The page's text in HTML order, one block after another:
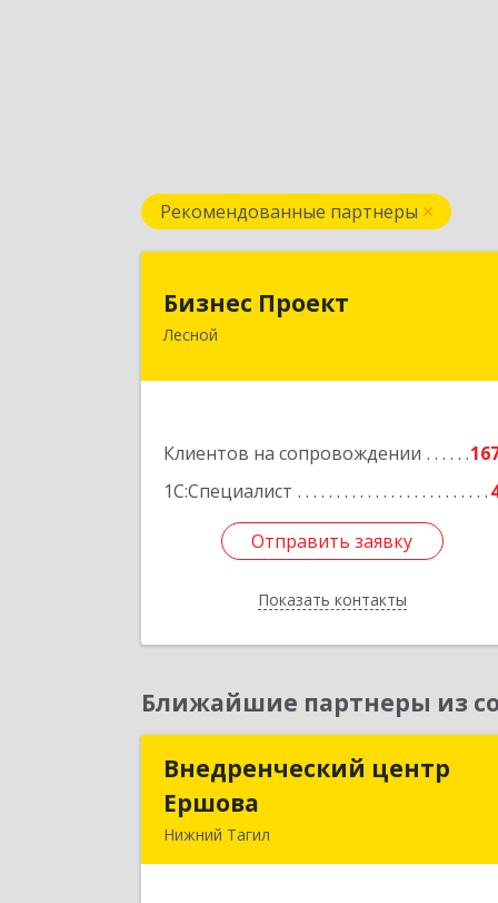
Рекомендованные партнеры
Бизнес Проект
Лесной
Клиентов на сопровождении
1С:Специалист
Отправить заявку
Показать контакты
624200, Свердловская обл, Лесной г,
Отправить заявку
Назад
Ближайшие партнеры из
Внедренческий центр
Ершова
Нижний Тагил
Внедренческий центр